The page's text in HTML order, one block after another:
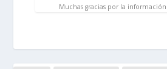
Muchas gracias por la información!